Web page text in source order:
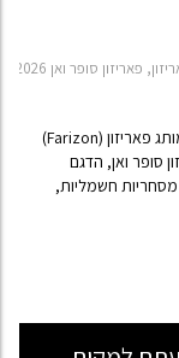
ואן 2025-2026, רכב חשמלי
גיאו מוביליטי, יבואנית ג'ילי וזיקר לישראל, משיקה את מותג פאריזון (Farizon)
סופר ואן, הדגם
חשמליות,